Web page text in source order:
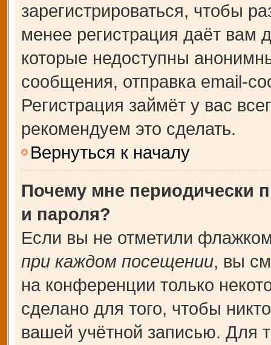
зарегистрироваться, чтобы
менее регистрация даёт вам
которые недоступны
сообщения, отправка email-
Регистрация займёт у вас
рекомендуем это сделать.
Вернуться к началу
Почему мне периодически
и пароля?
Если вы не отметили
при каждом посещении, вы
на конференции только
сделано для того, чтобы
вашей учётной записью. Для